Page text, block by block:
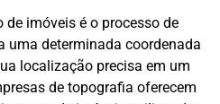
de imóveis é o processo de
uma determinada coordenada
localização precisa em um
de topografia oferecem